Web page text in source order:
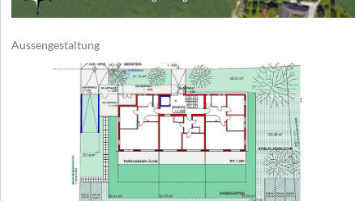
Aussengestaltung